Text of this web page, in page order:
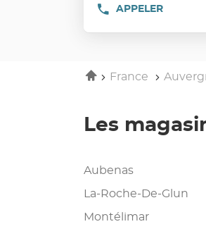
APPELER
AFFICHER
NUMÉRO
DU
POINT
GRANE
AccueilFrance
Les
Aubenas
La-Roche-De-Glun
Montélimar